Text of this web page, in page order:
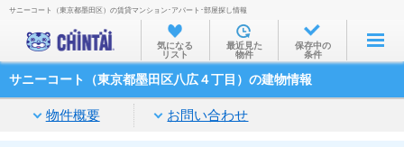
お部屋を探す
沿線・駅から
住所から
家賃相場から
サニーコート（東京都墨田区）の賃貸マンション･アパート･部屋探し情報
気になる
リスト
最近見た
物件
保存中の
条件
サニーコート（東京都墨田区八広４丁目）の建物情報
物件概要 お問い合わせ